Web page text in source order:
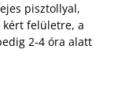
pisztollyal,
kért felületre, a
2-4 óra alatt